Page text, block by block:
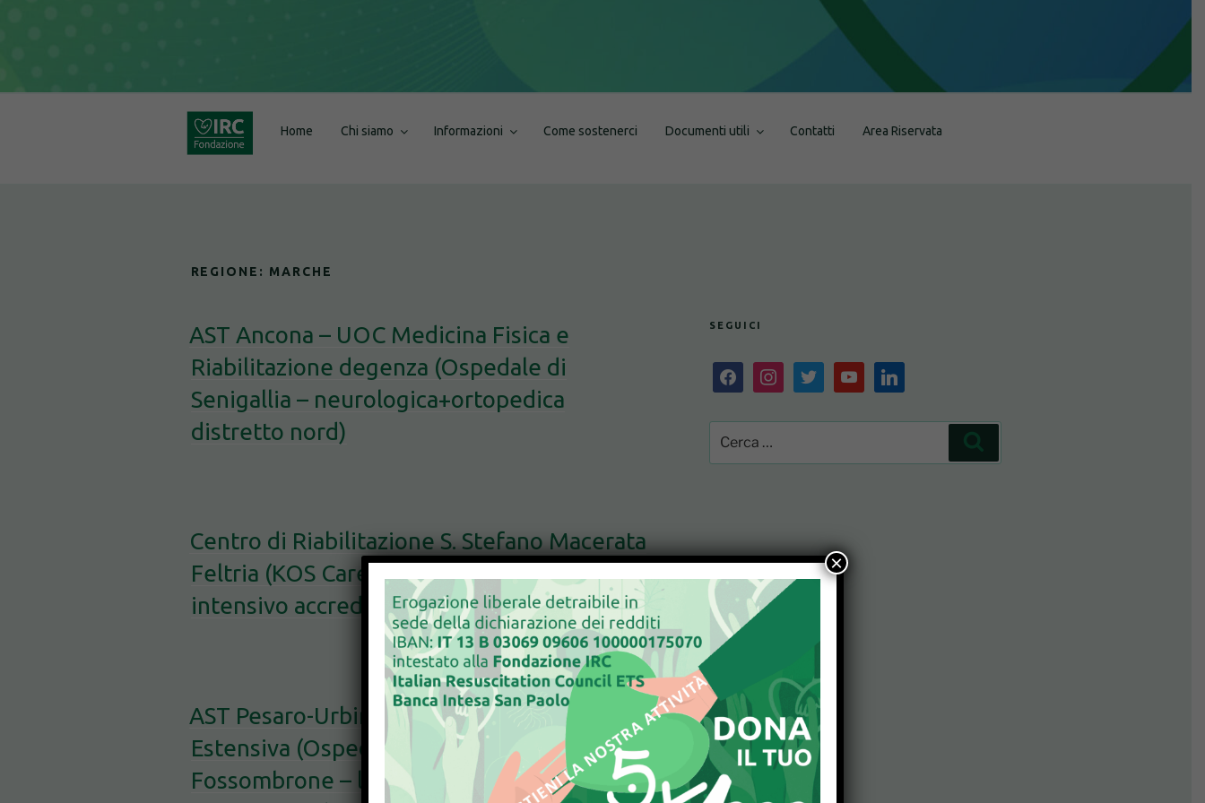
Home Chi siamo Informazioni Come sostenerci Documenti utili Contatti Area Riservata
REGIONE: MARCHE
AST Ancona – UOC Medicina Fisica e
Riabilitazione degenza (Ospedale di
Senigallia – neurologica+ortopedica
distretto nord)
Centro di Riabilitazione S. Stefano Macerata
Feltria (KOS Care) – extra-ospedaliero
intensivo accreditato SSR Marche
AST Pesaro-Urbino – UOS Riabilitazione
Estensiva (Ospedale di Comunità
Fossombrone – lungodegenza riabilitativa
SEGUICI
facebookinstagramtwitter youtube linkedin
×